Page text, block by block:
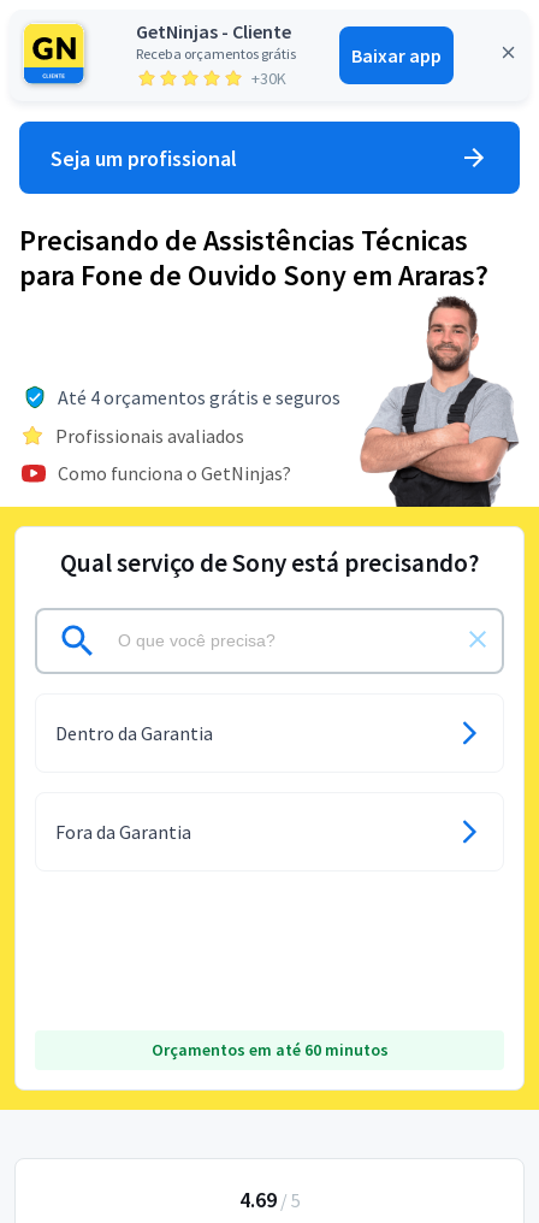
GetNinjas - Cliente
Receba orçamentos grátis
+30K
Baixar app
Entrar
Seja um profissional
Precisando de Assistências Técnicas
para Fone de Ouvido Sony em Araras?
Até 4 orçamentos grátis e seguros
Profissionais avaliados
Como funciona o GetNinjas?
Qual serviço de Sony está precisando?
Dentro da Garantia
Fora da Garantia
Orçamentos em até 60 minutos
4.69/ 5